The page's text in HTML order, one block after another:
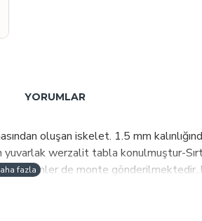
YORUMLAR
oluşan iskelet. 1.5 mm
yuvarlak werzalit tabla konulmuştur-
Ürünler de monte